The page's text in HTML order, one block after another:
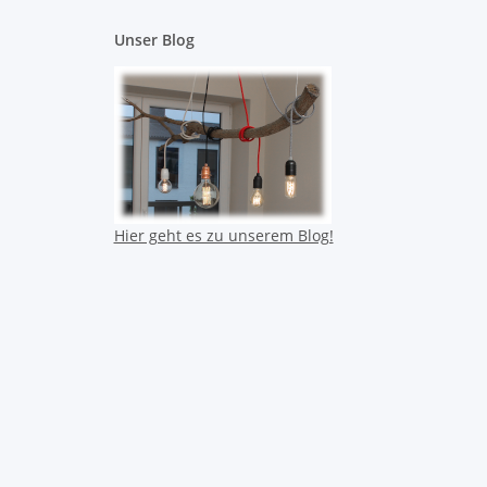
Unser Blog
Hier geht es zu unserem Blog!